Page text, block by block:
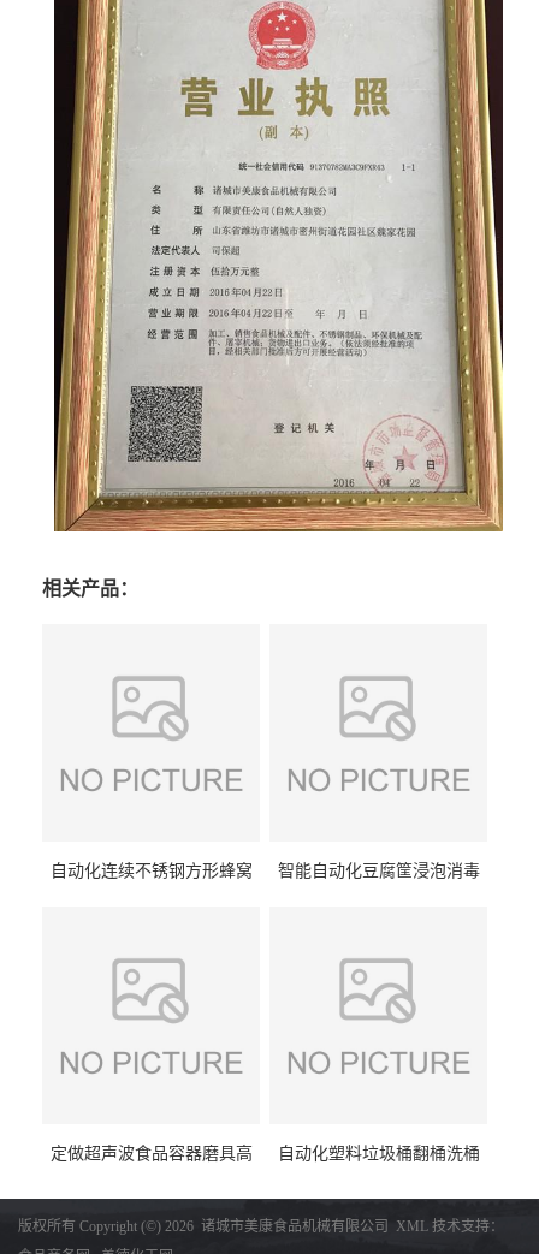
相关产品：
自动化连续不锈钢方形蜂窝
智能自动化豆腐筐浸泡消毒
定做超声波食品容器磨具高
自动化塑料垃圾桶翻桶洗桶
机厂家生产
版权所有 Copyright (©) 2026 诸城市美康食品机械有限公司 XML 技术支持：